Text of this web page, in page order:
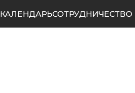
КАЛЕНДАРЬСОТРУДНИЧЕСТВО